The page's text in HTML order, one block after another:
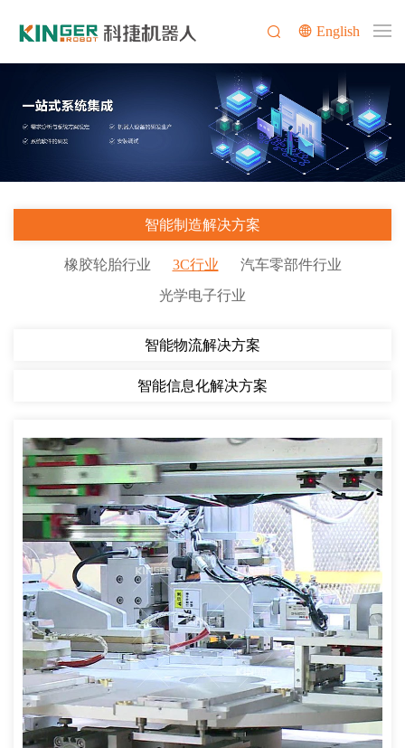
English
智能制造解决方案
橡胶轮胎行业 3C行业
汽车零部件行业
光学电子行业
智能物流解决方案
智能信息化解决方案